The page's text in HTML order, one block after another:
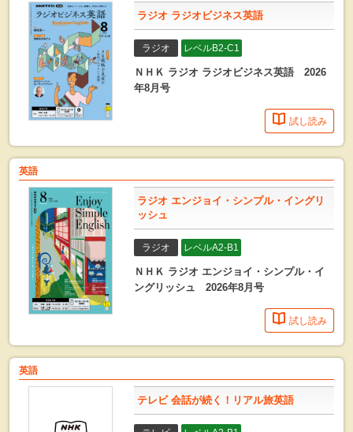
ラジオ ラジオビジネス英語
ラジオ レベルB2-C1
ＮＨＫ ラジオ ラジオビジネス英語 2026
年8月号
試し読み
英語
ラジオ エンジョイ・シンプル・イングリ
ッシュ
ラジオ レベルA2-B1
ＮＨＫ ラジオ エンジョイ・シンプル・イ
ングリッシュ 2026年8月号
試し読み
英語
テレビ 会話が続く！リアル旅英語